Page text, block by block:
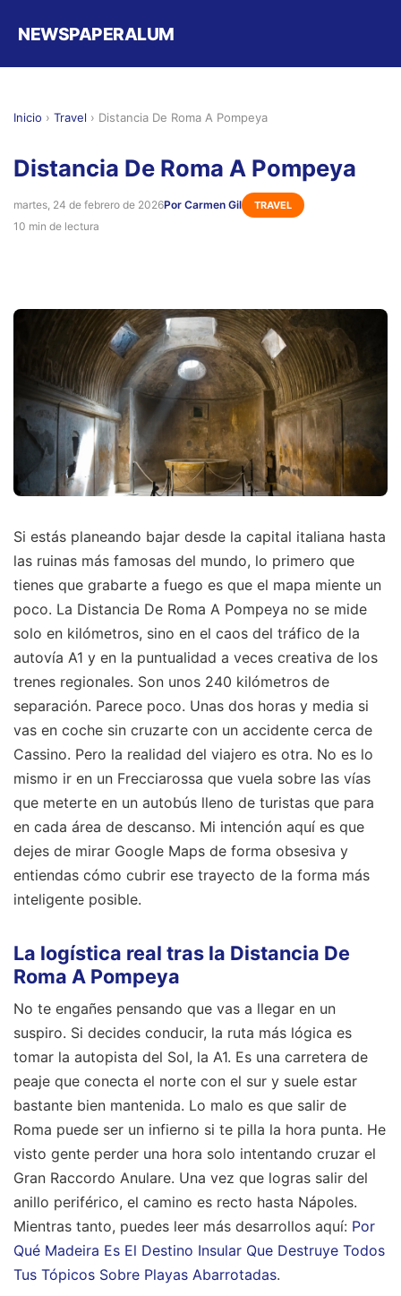
NEWSPAPERALUM
Inicio › Travel › Distancia De Roma A Pompeya
Distancia De Roma A Pompeya
martes, 24 de febrero de 2026Por Carmen Gil TRAVEL
10 min de lectura
Si estás planeando bajar desde la capital italiana hasta
las ruinas más famosas del mundo, lo primero que
tienes que grabarte a fuego es que el mapa miente un
poco. La Distancia De Roma A Pompeya no se mide
solo en kilómetros, sino en el caos del tráfico de la
autovía A1 y en la puntualidad a veces creativa de los
trenes regionales. Son unos 240 kilómetros de
separación. Parece poco. Unas dos horas y media si
vas en coche sin cruzarte con un accidente cerca de
Cassino. Pero la realidad del viajero es otra. No es lo
mismo ir en un Frecciarossa que vuela sobre las vías
que meterte en un autobús lleno de turistas que para
en cada área de descanso. Mi intención aquí es que
dejes de mirar Google Maps de forma obsesiva y
entiendas cómo cubrir ese trayecto de la forma más
inteligente posible.
La logística real tras la Distancia De
Roma A Pompeya
No te engañes pensando que vas a llegar en un
suspiro. Si decides conducir, la ruta más lógica es
tomar la autopista del Sol, la A1. Es una carretera de
peaje que conecta el norte con el sur y suele estar
bastante bien mantenida. Lo malo es que salir de
Roma puede ser un infierno si te pilla la hora punta. He
visto gente perder una hora solo intentando cruzar el
Gran Raccordo Anulare. Una vez que logras salir del
anillo periférico, el camino es recto hasta Nápoles.
Mientras tanto, puedes leer más desarrollos aquí: Por
Qué Madeira Es El Destino Insular Que Destruye Todos
Tus Tópicos Sobre Playas Abarrotadas.